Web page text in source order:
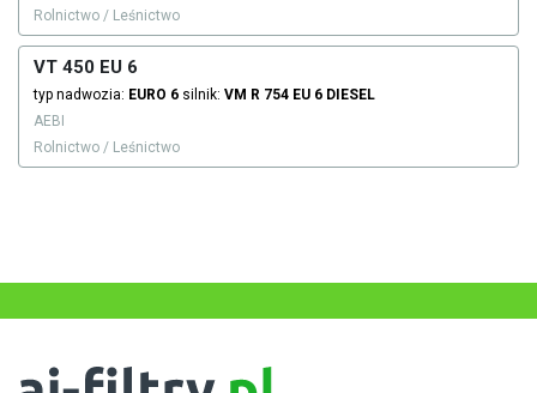
Rolnictwo / Leśnictwo
VT 450 EU 6
typ nadwozia: EURO 6 silnik: VM R 754 EU 6 DIESEL
AEBI
Rolnictwo / Leśnictwo